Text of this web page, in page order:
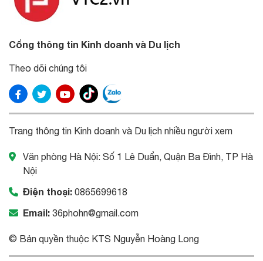
Cổng thông tin Kinh doanh và Du lịch
Theo dõi chúng tôi
Trang thông tin Kinh doanh và Du lịch nhiều người xem
Văn phòng Hà Nội: Số 1 Lê Duẩn, Quận Ba Đình, TP Hà
Nội
Điện thoại: 0865699618
Email: 36phohn@gmail.com
© Bản quyền thuộc KTS Nguyễn Hoàng Long